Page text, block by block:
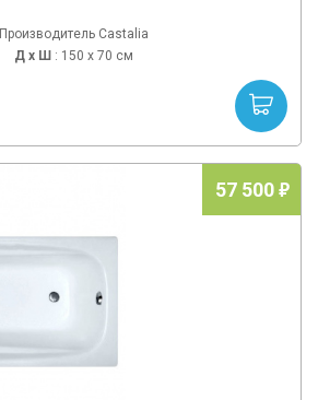
Производитель Castalia
Д х Ш : 150 x 70 см
57 500